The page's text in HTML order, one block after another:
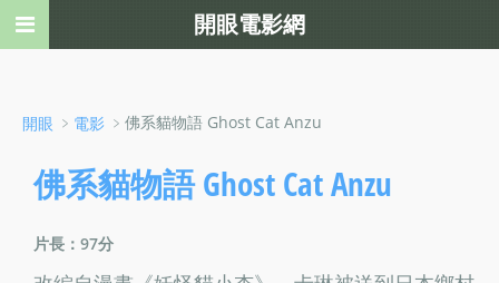
開眼 ﹥ 電影 ﹥佛系貓物語 Ghost Cat Anzu
佛系貓物語 Ghost Cat Anzu
片長：97分
開眼電影網